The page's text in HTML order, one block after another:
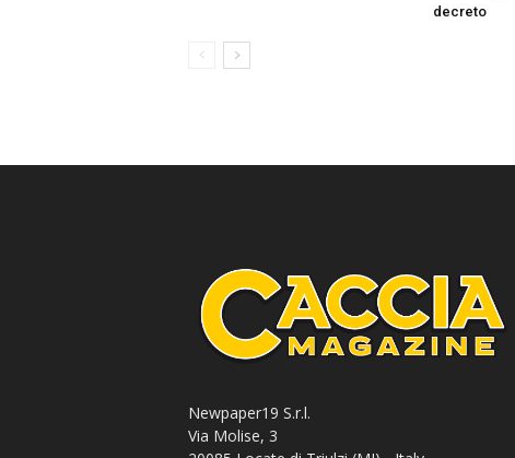
decreto
Newpaper19 S.r.l.
Via Molise, 3